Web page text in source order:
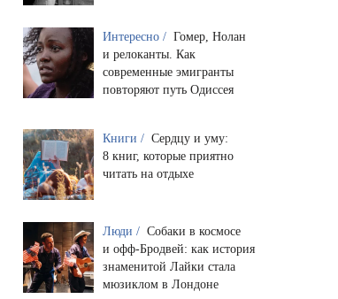
Интересно / Гомер, Нолан
и релоканты. Как
современные эмигранты
повторяют путь Одиссея
Книги / Сердцу и уму:
8 книг, которые приятно
читать на отдыхе
Люди / Собаки в космосе
и офф-Бродвей: как история
знаменитой Лайки стала
мюзиклом в Лондоне